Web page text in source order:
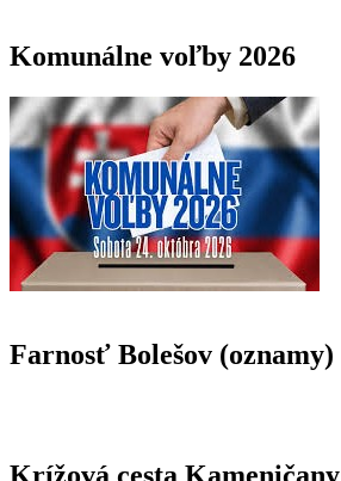
Komunálne voľby 2026
Farnosť Bolešov (oznamy)
Krížová cesta Kameničany